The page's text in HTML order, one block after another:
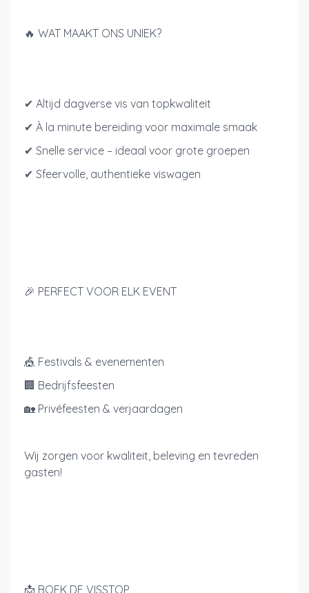
🔥 WAT MAAKT ONS UNIEK?
✔ Altijd dagverse vis van topkwaliteit
✔ À la minute bereiding voor maximale smaak
✔ Snelle service – ideaal voor grote groepen
✔ Sfeervolle, authentieke viswagen
🎉 PERFECT VOOR ELK EVENT
🎪 Festivals & evenementen
🏢 Bedrijfsfeesten
🏡 Privéfeesten & verjaardagen
Wij zorgen voor kwaliteit, beleving en tevreden
gasten!
📩 BOEK DE VISSTOP